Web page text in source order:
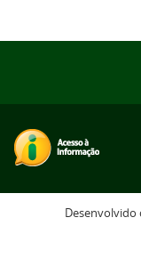
Desenvolvido